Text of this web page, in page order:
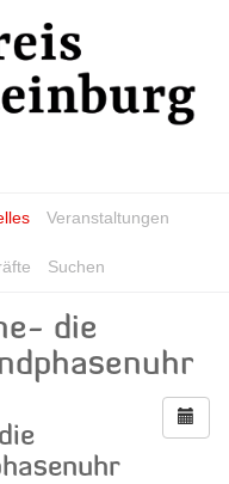
Veranstaltungen
Suchen
die